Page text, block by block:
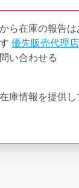
ら在庫の報告は
優先販売代理店
い合わせる
庫情報を提供